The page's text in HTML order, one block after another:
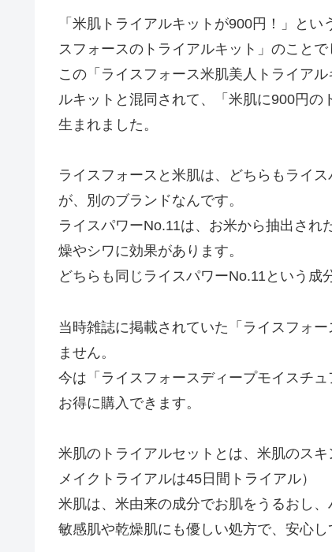
「米肌トライアルキットが900円！」と
スフォースのトライアルキット」のことで
この「ライスフォース米肌美人トライア
ルキットと混同されて、「米肌に900円
生まれました。
ライスフォースと米肌は、どちらもライ
が、別のブランドなんです。
ライスパワーNo.11は、お米から抽出さ
燥やシワに効果があります。
どちらも同じライスパワーNo.11という成
当時雑誌に掲載されていた「ライスフォ
ません。
今は「ライスフォースディープモイスチ
お得に購入できます。
米肌のトライアルセットとは、米肌のス
メイクトライアルは45日間トライアル）
米肌は、米由来の成分でお肌をうるおし
敏感肌や乾燥肌にも優しい処方で、安心し